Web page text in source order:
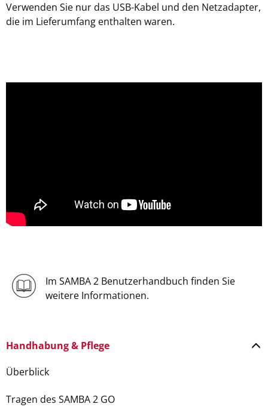
Verwenden Sie nur das USB-Kabel und den Netzadapter,
die im Lieferumfang enthalten waren.
Im SAMBA 2 Benutzerhandbuch finden Sie
weitere Informationen.
Handhabung & Pflege
Überblick
Tragen des SAMBA 2 GO